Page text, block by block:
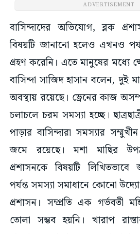
ADVERTISEMENT
বাসিন্দাদের অভিযোগ, ব্লক
বিষয়টি জানানো হলেও এখনও
গ্রহণ করেনি। এতে মানুষের মধ্যে
বাসিন্দা সাজিদ হাসান বলেন, দুই
অবস্থায় রয়েছে। ড্রেনের কাজ
চলাচলে চরম সমস্যা হচ্ছে।
পাড়ার বাসিন্দারা সমস্যার
জমে রয়েছে। মশা মাছির
প্রশাসনকে বিষয়টি লিখিতভাবে
পর্যন্ত সমস্যা সমাধানে কোনো
প্রশাসন। সম্প্রতি এক গর্ভবতী
তোলা সম্ভব হয়নি। খারাপ